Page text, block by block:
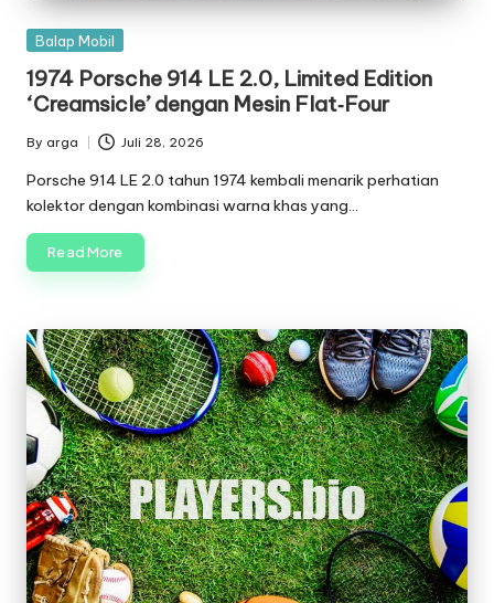
Posted
Balap Mobil
1974 Porsche 914 LE 2.0, Limited Edition
‘Creamsicle’ dengan Mesin Flat‑Four
Posted
by
By arga Juli 28, 2026
Porsche 914 LE 2.0 tahun 1974 kembali menarik perhatian
kolektor dengan kombinasi warna khas yang…
Read More